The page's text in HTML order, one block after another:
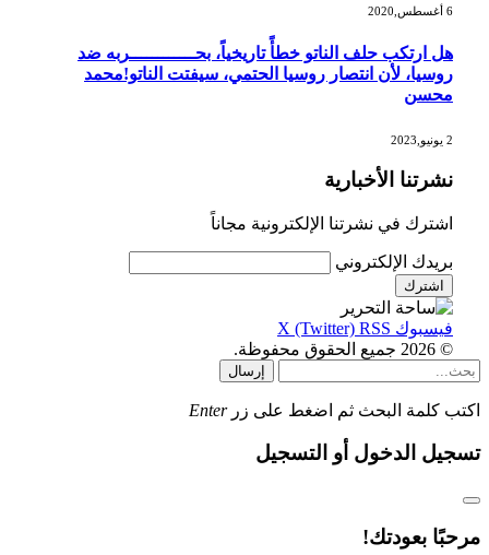
هل ارتكب حلف الناتو خطأً تاريخياً، بحــــــــــــربه ضد
روسيا، لأن انتصار روسيا الحتمي، سيفتت الناتو!محمد
محسن
نشرتنا الأخبارية
اشترك في نشرتنا الإلكترونية مجاناً
بريدك الإلكتروني
فيسبوك X (Twitter) RSS
© 2026 جميع الحقوق محفوظة.
إرسال
اكتب كلمة البحث ثم اضغط على زر Enter
تسجيل الدخول أو التسجيل
مرحبًا بعودتك!